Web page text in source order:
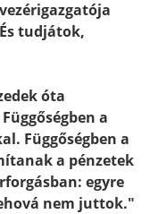
tudjátok,
óta
a
Függőségben a
a pénzetek
egyre
nem juttok."